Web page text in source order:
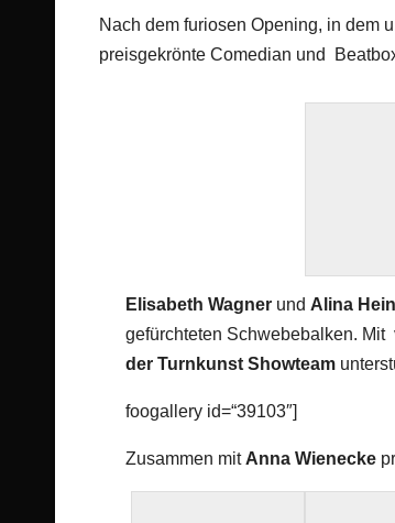
Nach dem furiosen Opening, in dem
preisgekrönte Comedian und
Elisabeth Wagner und Alina
gefürchteten Schwebebalken. Mit
der Turnkunst Showteam
foogallery id=“39103″]
Zusammen mit Anna Wienecke